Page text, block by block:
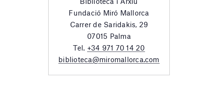
Fundació Miró Mallorca
Carrer de Saridakis, 29
07015 Palma
Tel. +34 971 70 14 20
biblioteca@miromallorca.com